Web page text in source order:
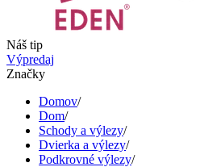
Náš tip
Výpredaj
Značky
Domov/
Dom/
Schody a výlezy/
Dvierka a výlezy/
Podkrovné výlezy/